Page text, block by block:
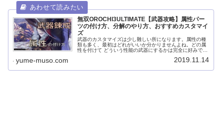
無双OROCHI3ULTIMATE【武器攻略】属性パー
ツの付け方、分解のやり方、おすすめカスタマイ
ズ
武器のカスタマイズは少し難しい所になります。属性の種
類も多く、最初はどれがいいか分かりませんよね。どの属
性を付けて どういう性能の武器にするかは完全に好みです
yume-muso.com 2019.11.14